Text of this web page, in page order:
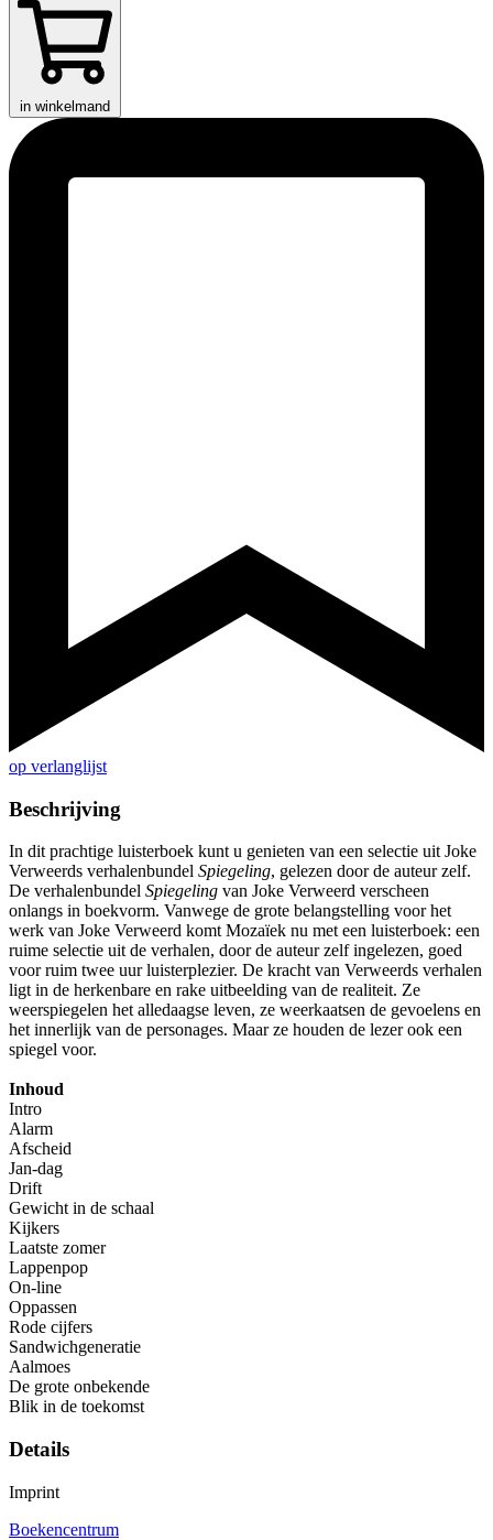
in winkelmand
op verlanglijst
Beschrijving
In dit prachtige luisterboek kunt u genieten van een selectie uit Joke
Verweerds verhalenbundel Spiegeling, gelezen door de auteur zelf.
De verhalenbundel Spiegeling van Joke Verweerd verscheen
onlangs in boekvorm. Vanwege de grote belangstelling voor het
werk van Joke Verweerd komt Mozaïek nu met een luisterboek: een
ruime selectie uit de verhalen, door de auteur zelf ingelezen, goed
voor ruim twee uur luisterplezier. De kracht van Verweerds verhalen
ligt in de herkenbare en rake uitbeelding van de realiteit. Ze
weerspiegelen het alledaagse leven, ze weerkaatsen de gevoelens en
het innerlijk van de personages. Maar ze houden de lezer ook een
spiegel voor.
Inhoud
Intro
Alarm
Afscheid
Jan-dag
Drift
Gewicht in de schaal
Kijkers
Laatste zomer
Lappenpop
On-line
Oppassen
Rode cijfers
Sandwichgeneratie
Aalmoes
De grote onbekende
Blik in de toekomst
Details
Imprint
Boekencentrum